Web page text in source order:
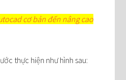
cơ bản đến nâng cao
thực hiện như hình sau: